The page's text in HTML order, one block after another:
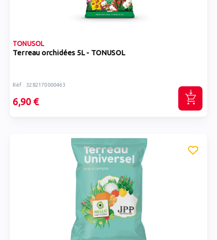
TONUSOL
Terreau orchidées 5L - TONUSOL
Réf : 3282170000463
6,90 €